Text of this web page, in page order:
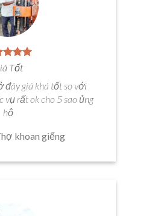
Tốt
đây giá khá tốt so với
vụ rất ok cho 5 sao ủng
hộ
khoan giếng